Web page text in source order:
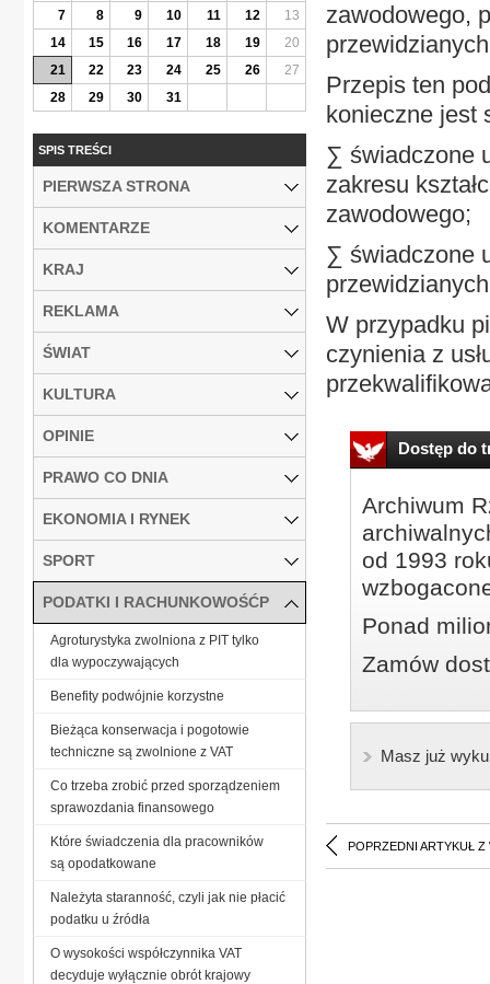
zawodowego,
Przepis ten
konieczne jest
∑ świadczone
zakresu
zawodowego;
∑ świadczone
W przypadku
czynienia z
Dostęp do
Archiwum
od 1993
Ponad
Zamów
Masz już
POPRZEDNI ARTYKUŁ Z
7
8 9 10 11 12
13
14
15 16 17 18 19
20
21
22 23 24 25 26
27
28
29 30 31
SPIS TREŚCI
PIERWSZA STRONA
KOMENTARZE
KRAJ
REKLAMA
ŚWIAT
KULTURA
OPINIE
PRAWO CO DNIA
EKONOMIA I RYNEK
SPORT
PODATKI I RACHUNKOWOŚĆP
Agroturystyka zwolniona z PIT tylko
dla wypoczywających
Benefity podwójnie korzystne
Bieżąca konserwacja i pogotowie
techniczne są zwolnione z VAT
Co trzeba zrobić przed sporządzeniem
sprawozdania finansowego
Które świadczenia dla pracowników
są opodatkowane
Należyta staranność, czyli jak nie płacić
podatku u źródła
O wysokości współczynnika VAT
decyduje wyłącznie obrót krajowy